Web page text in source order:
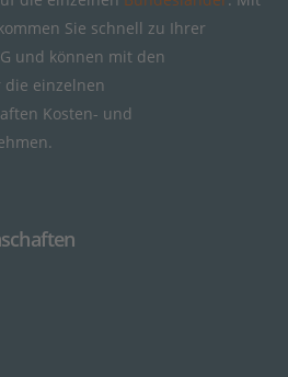
Sie schnell zu Ihrer
und können mit den
einzelnen
Kosten- und